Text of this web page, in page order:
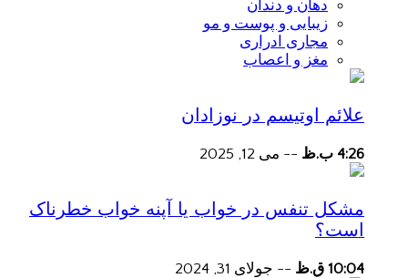
دهان و دندان
زیبایی و پوست و مو
مجاری ادراری
مغز و اعصاب
علائم اوتیسم در نوزادان
4:26 ب.ظ -- می 12, 2025
مشکل تنفس در خواب یا آپنه خواب خطرناک
است؟
10:04 ق.ظ -- جولای 31, 2024